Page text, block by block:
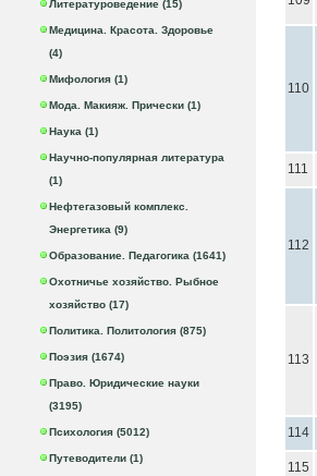
Литературоведение (15)
Медицина. Красота. Здоровье
(4)
Мифология (1)
Мода. Макияж. Прически (1)
Наука (1)
Научно-популярная литература
(1)
Нефтегазовый комплекс.
Энергетика (9)
Образование. Педагогика (1641)
Охотничье хозяйство. Рыбное
хозяйство (17)
Политика. Политология (875)
Поэзия (1674)
Право. Юридические науки
(3195)
Психология (5012)
Путеводители (1)
110
111
112
113
114
115